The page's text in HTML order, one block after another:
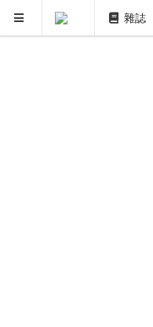
雜誌